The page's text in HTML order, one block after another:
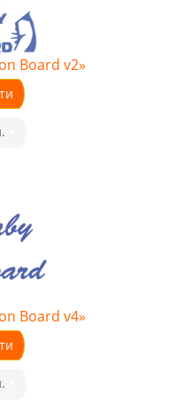
Board v2»
Board v4»